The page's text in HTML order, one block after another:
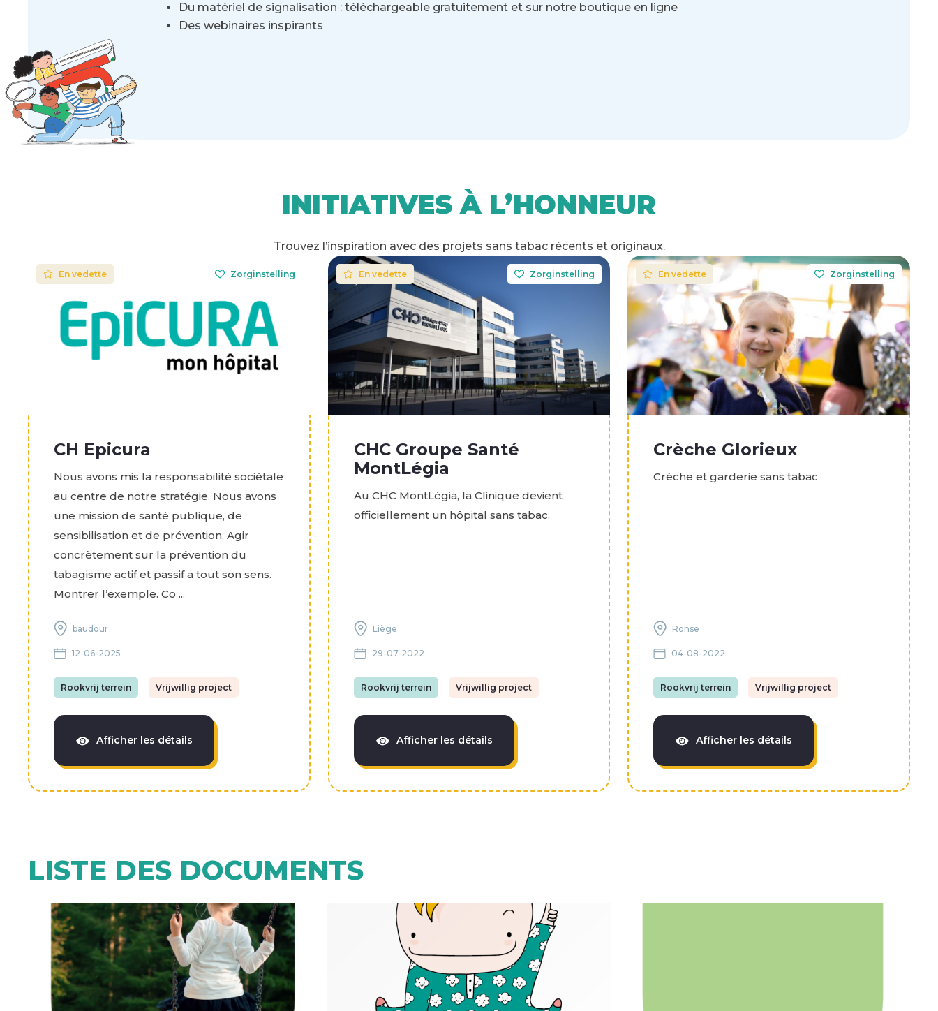
Du matériel de signalisation : téléchargeable gratuitement et sur notre boutique en ligne
Des webinaires inspirants
INITIATIVES À L’HONNEUR
Trouvez l’inspiration avec des projets sans tabac récents et originaux.
En vedette Zorginstelling
CH Epicura
Nous avons mis la responsabilité sociétale
au centre de notre stratégie. Nous avons
une mission de santé publique, de
sensibilisation et de prévention. Agir
concrètement sur la prévention du
tabagisme actif et passif a tout son sens.
Montrer l’exemple. Co ...
baudour
12-06-2025
Rookvrij terrein Vrijwillig project
Afficher les détails
En vedette Zorginstelling
CHC Groupe Santé
MontLégia
Au CHC MontLégia, la Clinique devient
officiellement un hôpital sans tabac.
Liège
29-07-2022
Rookvrij terrein Vrijwillig project
Afficher les détails
En vedette Zorginstelling
Crèche Glorieux
Crèche et garderie sans tabac
Ronse
04-08-2022
Rookvrij terrein Vrijwillig project
Afficher les détails
LISTE DES DOCUMENTS